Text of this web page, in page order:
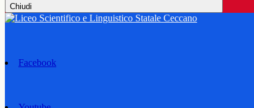
Chiudi
Facebook